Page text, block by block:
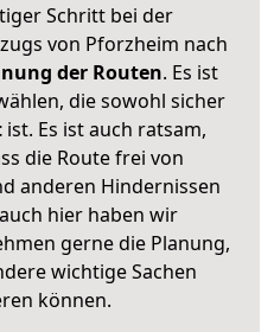
Schritt bei der
von Pforzheim nach
der Routen. Es ist
die sowohl sicher
ist. Es ist auch ratsam,
die Route frei von
anderen Hindernissen
hier haben wir
gerne die Planung,
wichtige Sachen
können.